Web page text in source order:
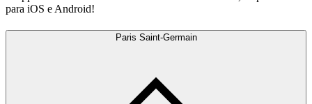
para iOS e Android!
Paris Saint-Germain